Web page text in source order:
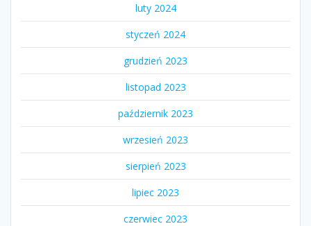
luty 2024
styczeń 2024
grudzień 2023
listopad 2023
październik 2023
wrzesień 2023
sierpień 2023
lipiec 2023
czerwiec 2023